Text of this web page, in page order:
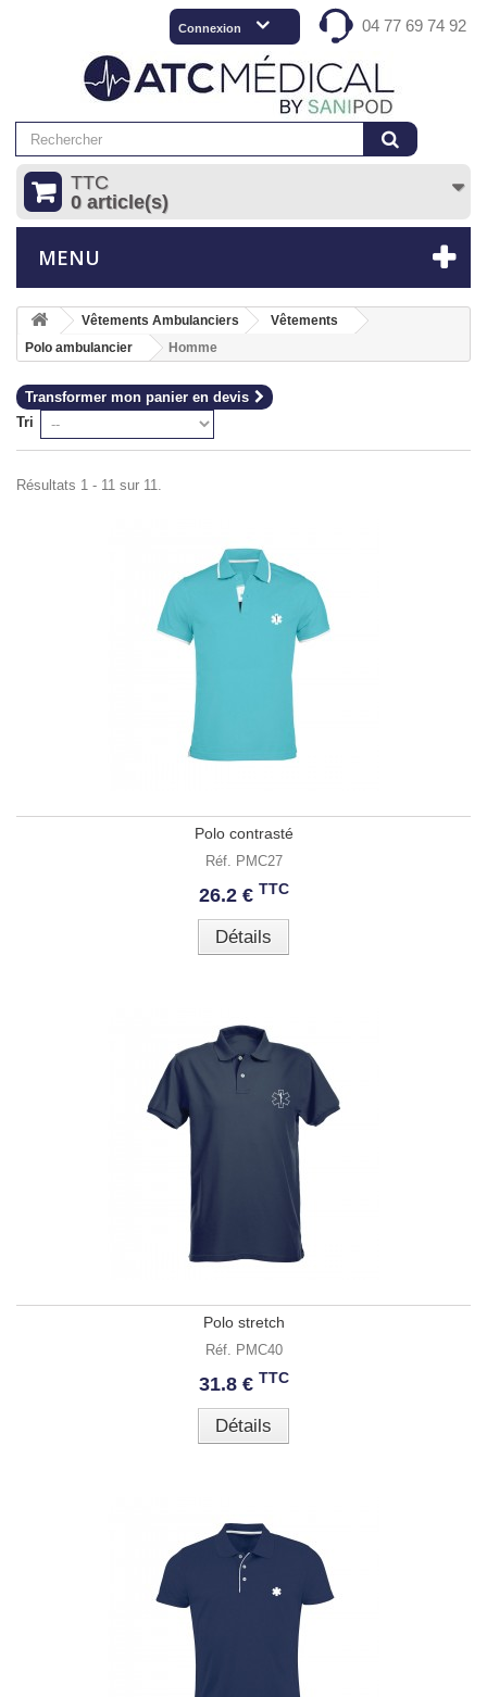
04 77 69 74 92
Connexion
TTC
0 article(s)
MENU
Vêtements Ambulanciers
Vêtements
Polo ambulancier
Homme
Transformer mon panier en devis
Tri
Résultats 1 - 11 sur 11.
Polo contrasté
Réf. PMC27
26.2 € TTC
Détails
Polo stretch
Réf. PMC40
31.8 € TTC
Détails